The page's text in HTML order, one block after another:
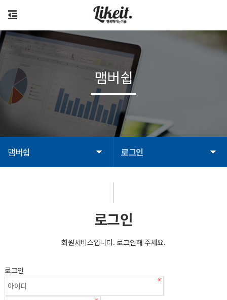
맴버쉽 로그인
맴버쉽
로그인
회원서비스입니다. 로그인해 주세요.
로그인